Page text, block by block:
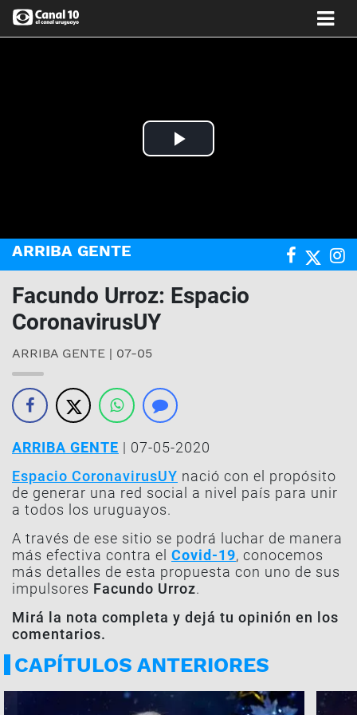
Play
ARRIBA GENTE
Facundo Urroz: Espacio
CoronavirusUY
ARRIBA GENTE | 07-05
ARRIBA GENTE | 07-05-2020
Espacio CoronavirusUY nació con el propósito
de generar una red social a nivel país para unir
a todos los uruguayos.
A través de ese sitio se podrá luchar de manera
más efectiva contra el Covid-19, conocemos
más detalles de esta propuesta con uno de sus
impulsores Facundo Urroz.
Mirá la nota completa y dejá tu opinión en los
comentarios.
CAPÍTULOS ANTERIORES